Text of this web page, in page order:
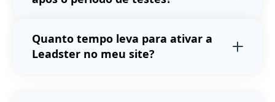
volume de acessos do seu site e
apresentaremos uma proposta.
Quanto tempo leva para ativar a
Leadster no meu site?